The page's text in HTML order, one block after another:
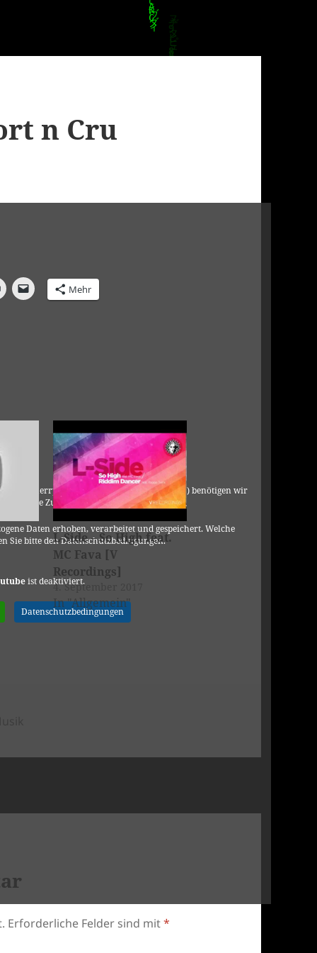
n Cru
901 Cherry Ave., San Bruno, CA 94066, USA) benötigen wir
Ihre Zustimmung.
Daten erhoben, verarbeitet und gespeichert. Welche
Sie bitte den Datenschutzbedingungen.
ist deaktiviert.
Datenschutzbedingungen
Mehr
L-Side – So High feat.
MC Fava [V
Recordings]
4. September 2017
In "Allgemein"
Erforderliche Felder sind mit*